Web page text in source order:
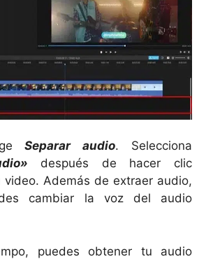
Separar audio. Selecciona
después de hacer clic
video. Además de extraer audio,
cambiar la voz del audio
puedes obtener tu audio